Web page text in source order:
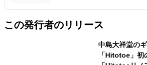
この発行者のリリース
中島大祥堂の
「Hitotoe」